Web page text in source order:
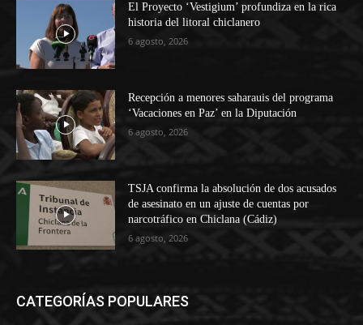
El Proyecto ‘Vestigium’ profundiza en la rica
historia del litoral chiclanero
6 agosto, 2026
Recepción a menores saharauis del programa
‘Vacaciones en Paz’ en la Diputación
6 agosto, 2026
TSJA confirma la absolución de dos acusados
de asesinato en un ajuste de cuentas por
narcotráfico en Chiclana (Cádiz)
6 agosto, 2026
CATEGORÍAS POPULARES